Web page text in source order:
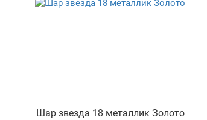
Шар звезда 18 металлик Золото